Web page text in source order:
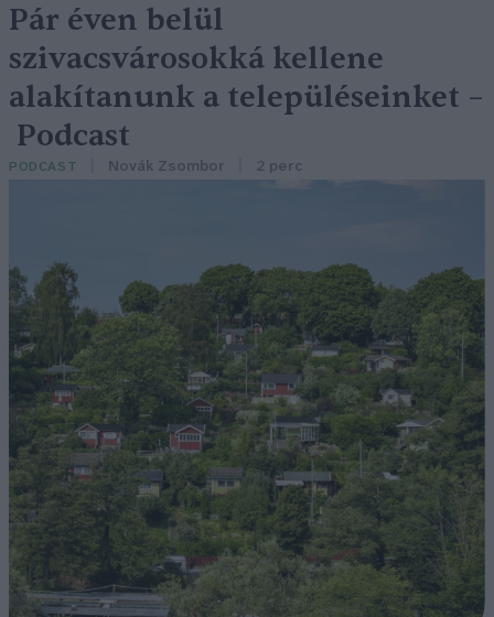
Pár éven belül
szivacsvárosokká kellene
alakítanunk a településeinket –
Podcast
PODCAST Novák Zsombor 2 perc